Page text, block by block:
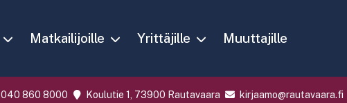
Matkailijoille Yrittäjille Muuttajille
040 860 8000 Koulutie 1, 73900 Rautavaara kirjaamo@rautavaara.fi